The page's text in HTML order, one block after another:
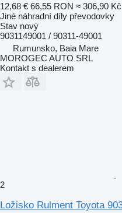
12,68 € 66,55 RON ≈ 306,90 Kč
Jiné náhradní díly převodovky
Stav nový
9031149001 / 90311-49001
Rumunsko, Baia Mare
MOROGEC AUTO SRL
Kontakt s dealerem
2
Ložisko Rulment Toyota